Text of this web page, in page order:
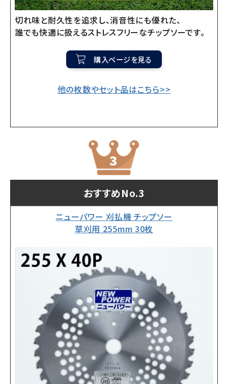
切れ味と耐久性を追求し、消音性にも優れた、
誰でも快適に扱えるストレスフリーなチップソーです。
購入ページを見る
他の枚数やセット品はこちら>>
おすすめNo.3
ニューパワー 刈払機 チップソー
草刈用 255mm 30枚